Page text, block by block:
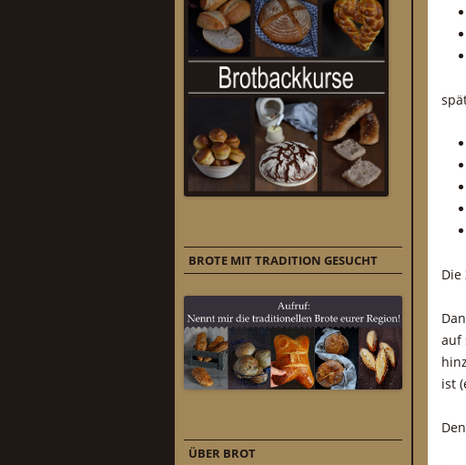
auf
ist
BROTE MIT TRADITION GESUCHT
ÜBER BROT